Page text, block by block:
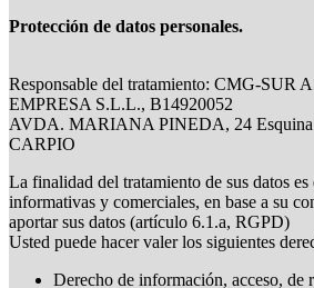
Protección de datos personales.
Responsable del tratamiento: CMG-SUR
EMPRESA S.L.L., B14920052
AVDA. MARIANA PINEDA, 24 Esquina
CARPIO
La finalidad del tratamiento de sus datos
informativas y comerciales, en base a su
aportar sus datos (artículo 6.1.a, RGPD)
Usted puede hacer valer los siguientes
Derecho de información, acceso, de